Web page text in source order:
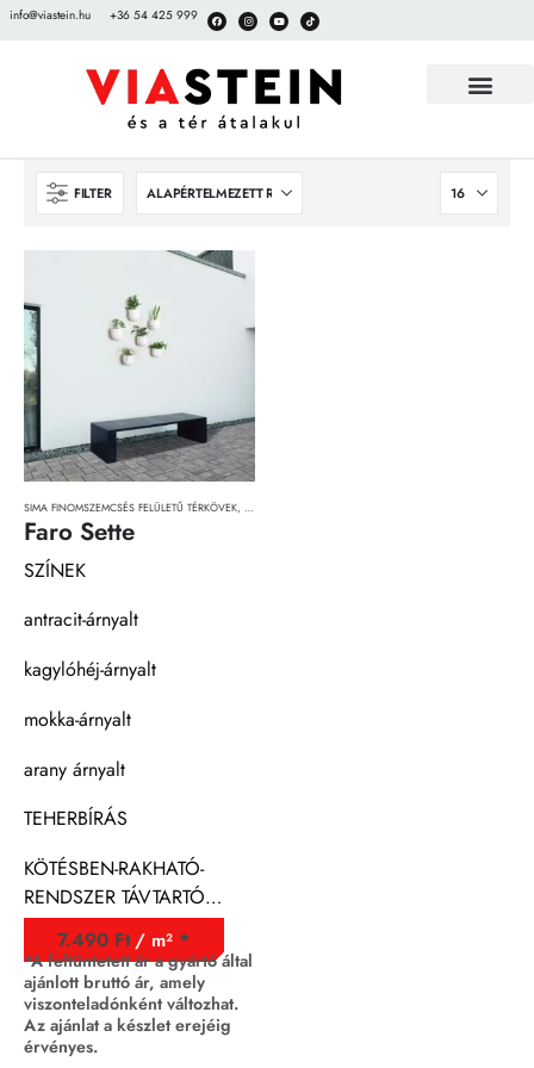
info@viastein.hu +36 54 425 999
FILTER
SIMA FINOMSZEMCSÉS FELÜLETŰ TÉRKÖVEK, TÉRKÖVEK, TÉRKŐRENDSZEREK ÉS LAPOK
Faro Sette
SZÍNEK
antracit-árnyalt
kagylóhéj-árnyalt
mokka-árnyalt
arany árnyalt
TEHERBÍRÁS
KÖTÉSBEN-RAKHATÓ-
RENDSZER TÁVTARTÓ
BORDÁZATTAL
7.490 Ft/ m²
*A feltüntetett ár a gyártó által
ajánlott bruttó ár, amely
viszonteladónként változhat.
Az ajánlat a készlet erejéig
érvényes.